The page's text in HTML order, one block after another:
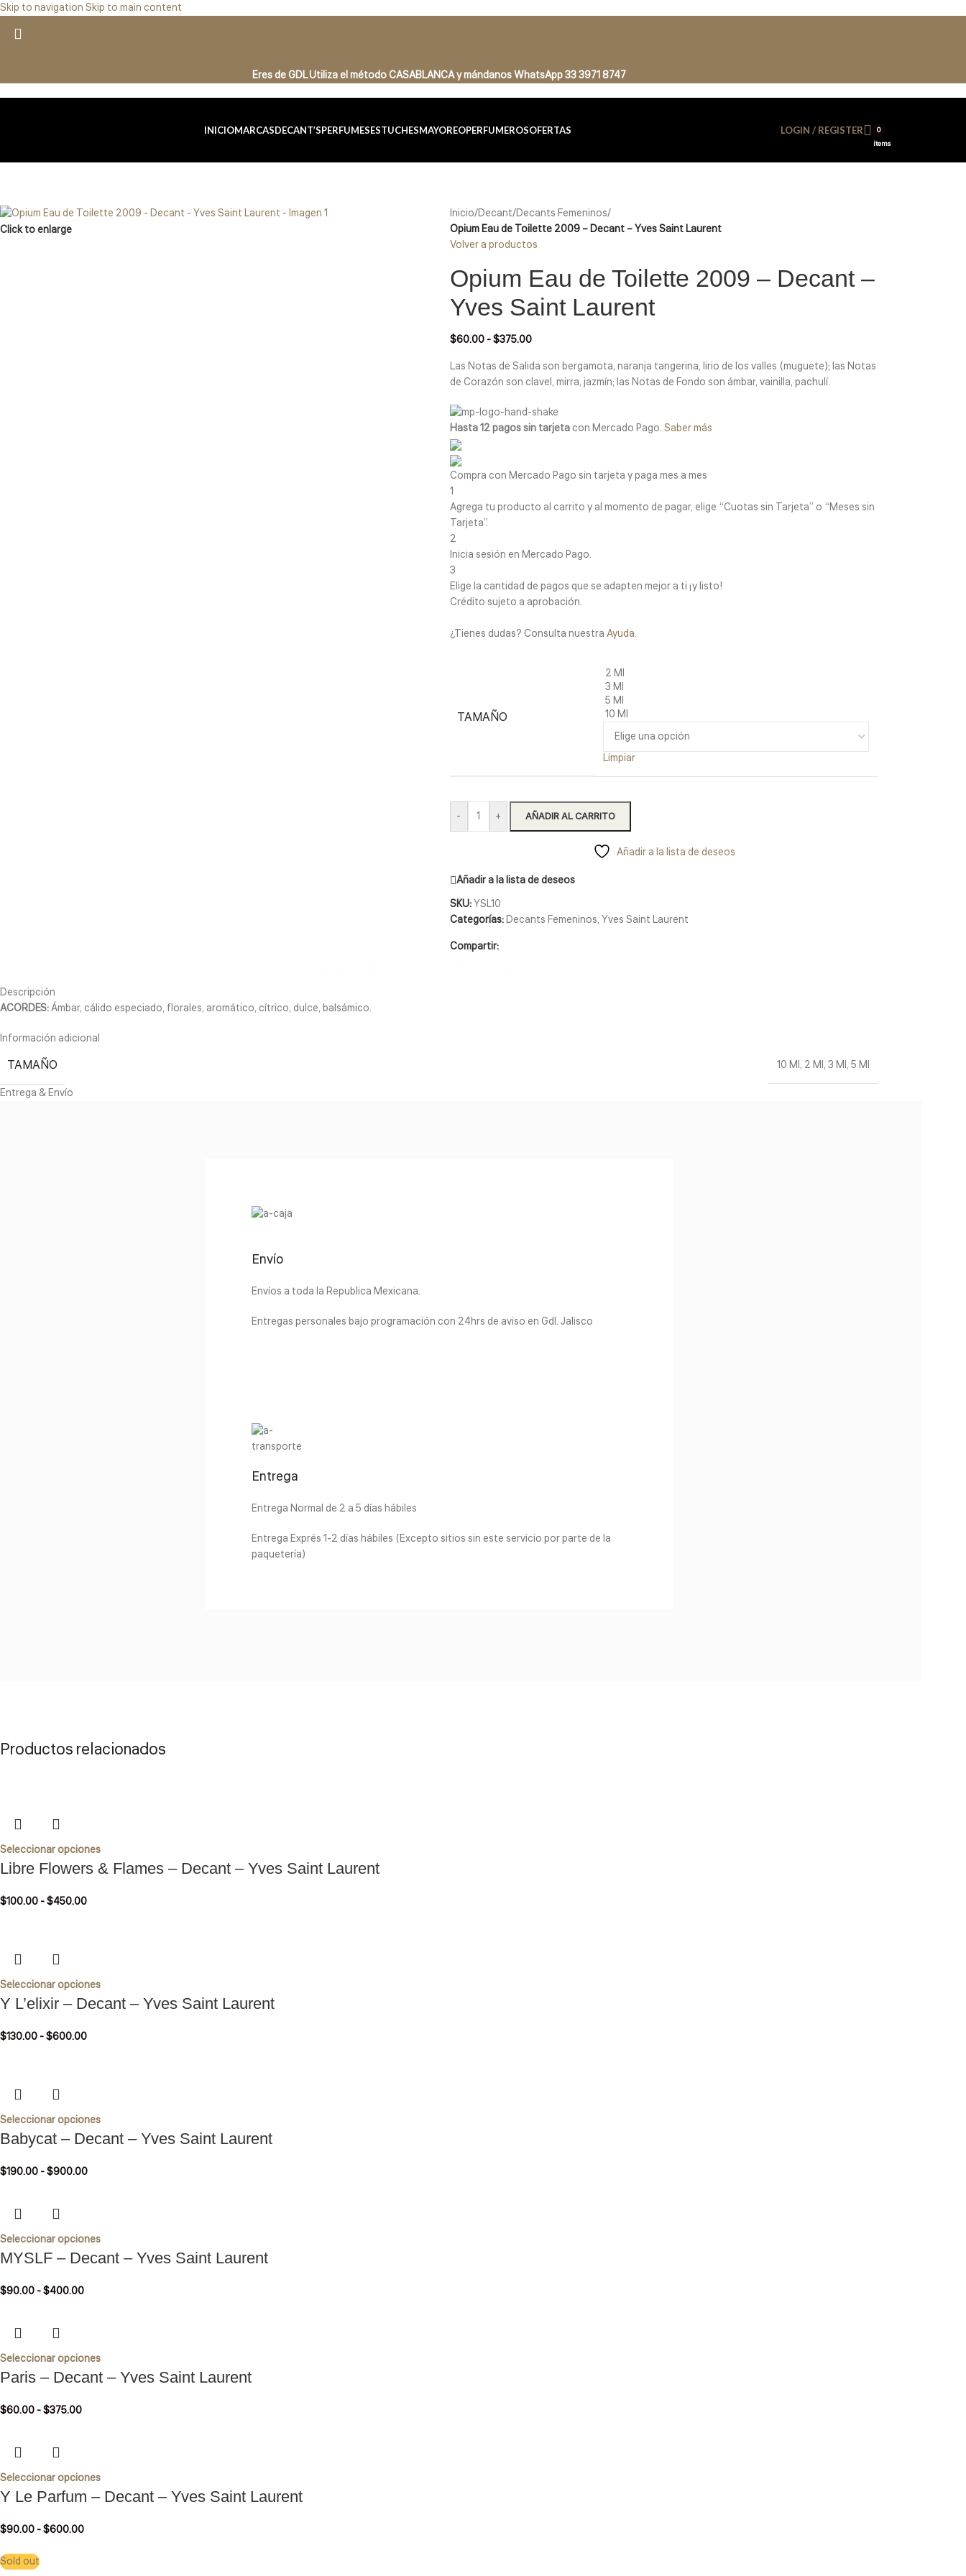
Skip to navigation Skip to main content
Eres de GDL Utiliza el método CASABLANCAymándanosWhatsApp 33 3971 8747
INICIOMARCASDECANT’SPERFUMESESTUCHESMAYOREOPERFUMEROSOFERTAS LOGIN / REGISTER
0
items
Click to enlarge
Inicio/Decant/Decants Femeninos/
Opium Eau de Toilette 2009 – Decant – Yves Saint Laurent
Volver a productos
Opium Eau de Toilette 2009 – Decant –
Yves Saint Laurent
$60.00 -$375.00
Las Notas de Salida son bergamota, naranja tangerina, lirio de los valles (muguete); las Notas
de Corazón son clavel, mirra, jazmín; las Notas de Fondo son ámbar, vainilla, pachulí.
Hasta 12 pagos sin tarjetacon Mercado Pago. Saber más
Compra con Mercado Pago sin tarjeta y paga mes a mes
1
Agrega tu producto al carrito y al momento de pagar, elige “Cuotas sin Tarjeta” o “Meses sin
Tarjeta”.
2
Inicia sesión en Mercado Pago.
3
Elige la cantidad de pagos que se adapten mejor a ti ¡y listo!
Crédito sujeto a aprobación.
¿Tienes dudas? Consulta nuestra Ayuda.
TAMAÑO
2 Ml
3 Ml
5 Ml
10 Ml
Limpiar
- + AÑADIR AL CARRITO
Añadir a la lista de deseos
Añadir a la lista de deseos
SKU:YSL10
Categorías:Decants Femeninos, Yves Saint Laurent
Compartir:
Descripción
ACORDES:Ámbar, cálido especiado, florales, aromático, cítrico, dulce, balsámico.
Información adicional
TAMAÑO 10 Ml, 2 Ml, 3 Ml, 5 Ml
Entrega & Envío
Envío
Envíos a toda la Republica Mexicana.
Entregas personales bajo programación con 24hrs de aviso en Gdl. Jalisco
Entrega
Entrega Normal de 2 a 5 días hábiles
Entrega Exprés 1-2 días hábiles (Excepto sitios sin este servicio por parte de la
paquetería)
Productos relacionados
Seleccionar opciones
Libre Flowers & Flames – Decant – Yves Saint Laurent
$100.00 -$450.00
Seleccionar opciones
Y L’elixir – Decant – Yves Saint Laurent
$130.00 -$600.00
Seleccionar opciones
Babycat – Decant – Yves Saint Laurent
$190.00 -$900.00
Seleccionar opciones
MYSLF – Decant – Yves Saint Laurent
$90.00 -$400.00
Seleccionar opciones
Paris – Decant – Yves Saint Laurent
$60.00 -$375.00
Seleccionar opciones
Y Le Parfum – Decant – Yves Saint Laurent
$90.00 -$600.00
Sold out